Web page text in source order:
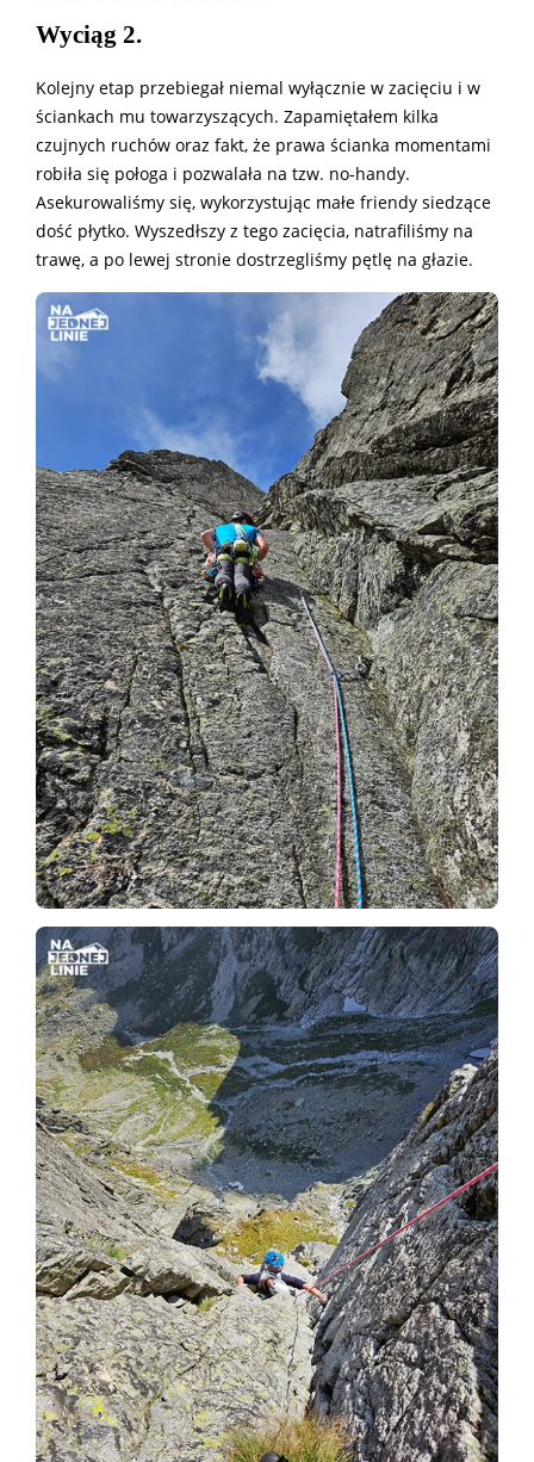
Wyciąg 2.
Kolejny etap przebiegał niemal wyłącznie w zacięciu i w
ściankach mu towarzyszących. Zapamiętałem kilka
czujnych ruchów oraz fakt, że prawa ścianka momentami
robiła się połoga i pozwalała na tzw. no-handy.
Asekurowaliśmy się, wykorzystując małe friendy siedzące
dość płytko. Wyszedłszy z tego zacięcia, natrafiliśmy na
trawę, a po lewej stronie dostrzegliśmy pętlę na głazie.